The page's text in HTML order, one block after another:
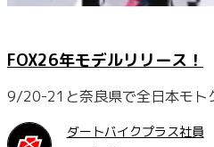
FOX26年モデルリリース！
9/20-21と奈良県で全日本モト
ダートバイクプラス社員